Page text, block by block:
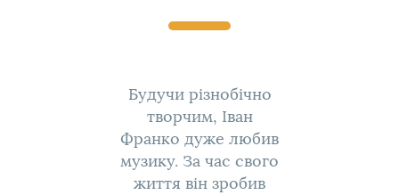
Будучи різнобічно
творчим, Іван
Франко дуже любив
музику. За час свого
життя він зробив